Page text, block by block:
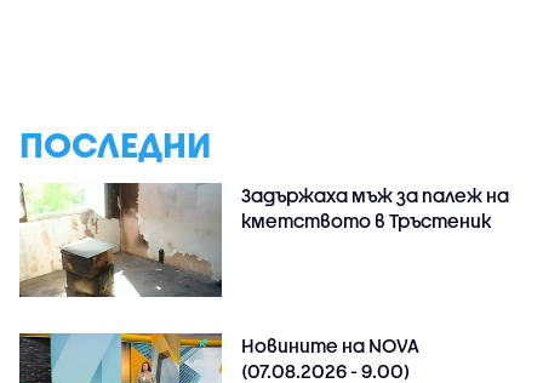
ПОСЛЕДНИ
Задържаха мъж за палеж на
кметството в Тръстеник
Новините на NOVA
(07.08.2026 - 9.00)